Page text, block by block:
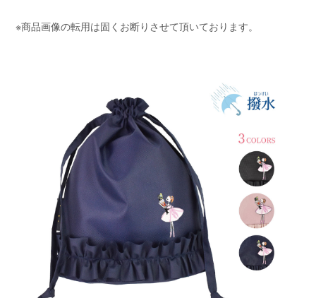
※商品画像の転用は固くお断りさせて頂いております。